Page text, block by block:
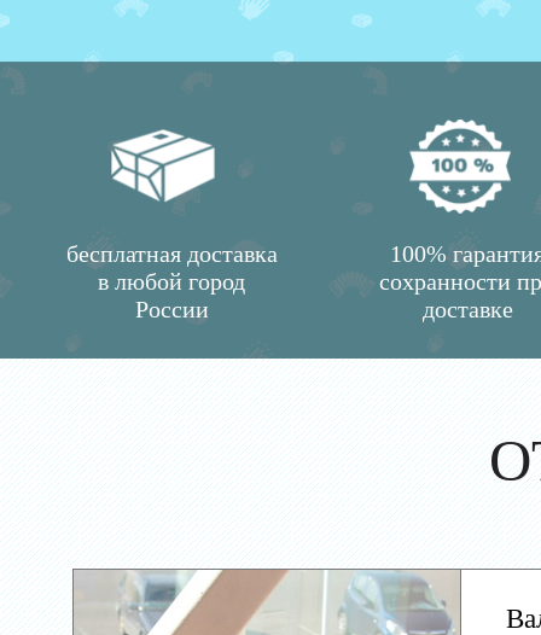
бесплатная доставка
в любой город
России
100%
сохранности
доставке